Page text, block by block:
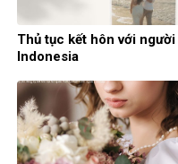
Thủ tục kết hôn với người
Indonesia